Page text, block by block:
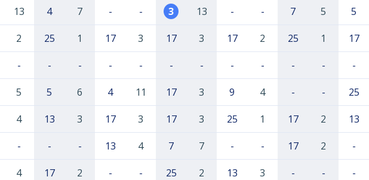
13 4 7 - - 3 13 - - 7 5 5
2 25 1 17 3 17 3 17 2 25 1 17
- - - - - - - - - - - -
5 5 6 4 11 17 3 9 4 - - 25
4 13 3 17 3 17 3 25 1 17 2 13
- - - 13 4 7 7 - - 17 2 -
4 17 2 - - 25 2 13 3 - - -